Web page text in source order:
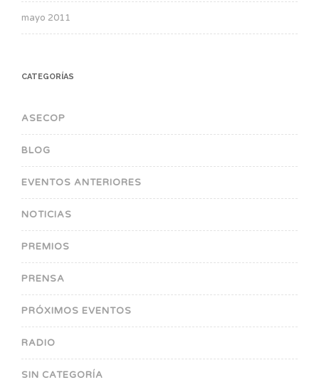
mayo 2011
CATEGORÍAS
ASECOP
BLOG
EVENTOS ANTERIORES
NOTICIAS
PREMIOS
PRENSA
PRÓXIMOS EVENTOS
RADIO
SIN CATEGORÍA